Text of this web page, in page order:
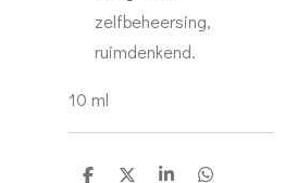
zelfbeheersing,
ruimdenkend.
10 ml